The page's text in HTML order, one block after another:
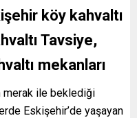
köy kahvaltı
Tavsiye,
mekanları
merak ile beklediği
Eskişehir’de yaşayan